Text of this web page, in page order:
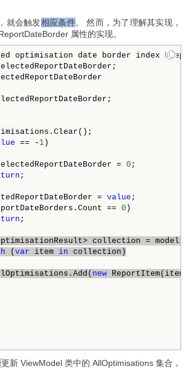
就会触发相应条件。 然而，为了理解其实现，
属性的实现。
== - 1 )
= 0 ;
;
= value ;
== 0 )
;
collection =
( var item in collection)
new
更新 ViewModel 类中的 AllOptimisations 集合，